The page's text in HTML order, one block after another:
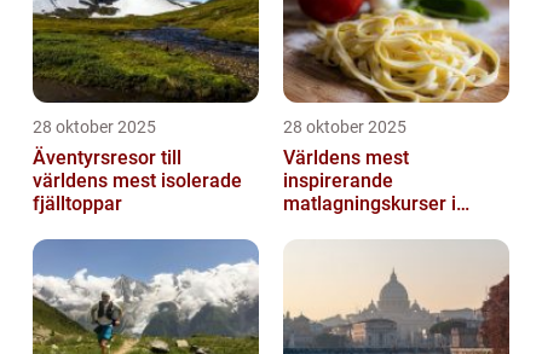
28 oktober 2025
Äventyrsresor till
världens mest isolerade
fjälltoppar
28 oktober 2025
Världens mest
inspirerande
matlagningskurser i